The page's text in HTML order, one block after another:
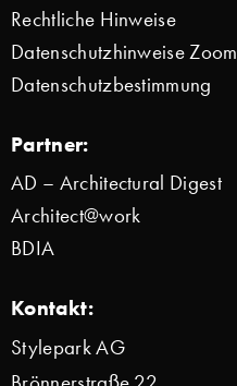
Rechtliche Hinweise
Datenschutzhinweise Zoom
Datenschutzbestimmung
Partner:
AD – Architectural Digest
Architect@work
BDIA
Kontakt:
Stylepark AG